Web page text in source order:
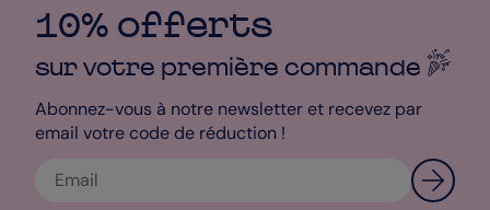
10% offerts
sur votre première commande
Abonnez-vous à notre newsletter et recevez par
email votre code de réduction !